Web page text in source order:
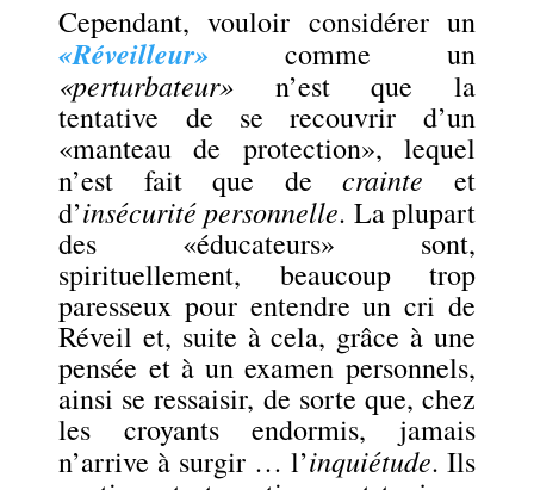
Cependant, vouloir considérer un
«Réveilleur» comme un
«perturbateur» n’est que la
tentative de se recouvrir d’un
«manteau de protection», lequel
n’est fait que decrainte et
d’insécurité personnelle. La plupart
des «éducateurs» sont,
spirituellement, beaucoup trop
paresseux pour entendre un cri de
Réveil et, suite à cela, grâce à une
pensée et à un examen personnels,
ainsi se ressaisir, de sorte que, chez
les croyants endormis, jamais
n’arrive à surgir … l’inquiétude. Ils